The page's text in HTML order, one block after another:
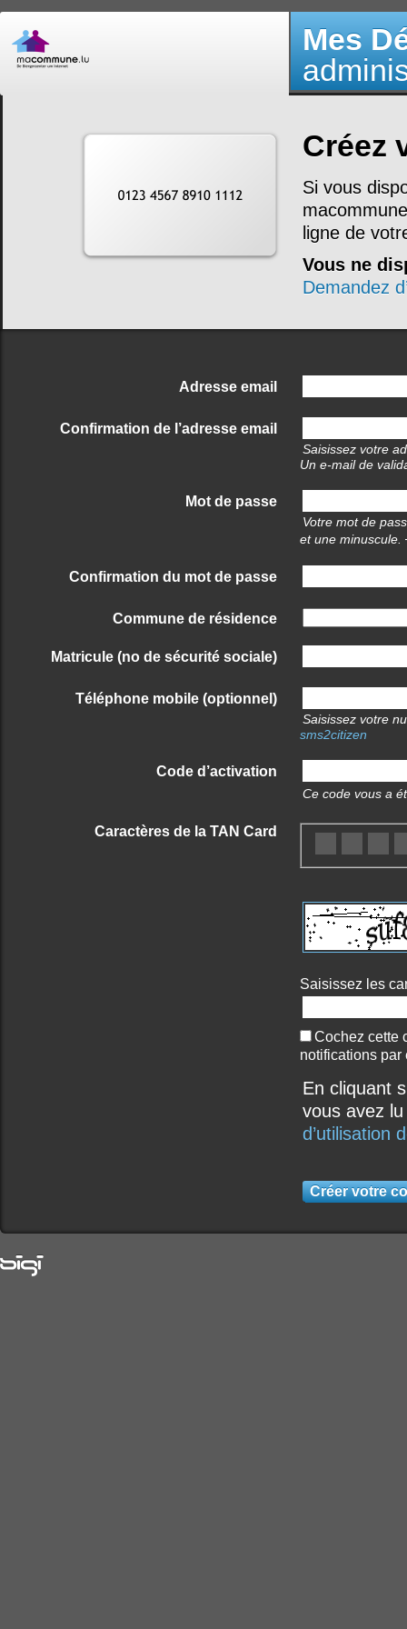
Mes
Créez
Si vous
ligne de
Vous ne
Demandez
Adresse email
Confirmation de l’adresse email
Saisissez votre
Un e-mail de
Mot de passe
Votre mot de
et une minuscule.
Confirmation du mot de passe
Commune de résidence
Matricule (no de sécurité sociale)
Téléphone mobile (optionnel)
Saisissez votre
sms2citizen
Code d’activation
Ce code vous a
Caractères de la TAN Card
Saisissez les
Cochez cette
notifications par
En cliquant
vous avez
d’utilisation